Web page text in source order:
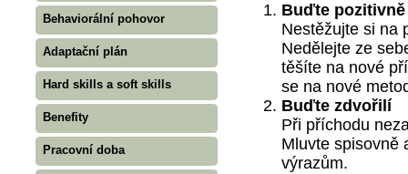
Behaviorální pohovor
Adaptační plán
Hard skills a soft skills
Benefity
Pracovní doba
Buďte
Nestěžujte si na
Nedělejte ze
těšíte na nové
se na nové
Buďte zdvořilí
Při příchodu
Mluvte spisovně
výrazům.